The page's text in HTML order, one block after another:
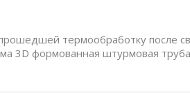
термообработку после
3D формованная штурмовая труба